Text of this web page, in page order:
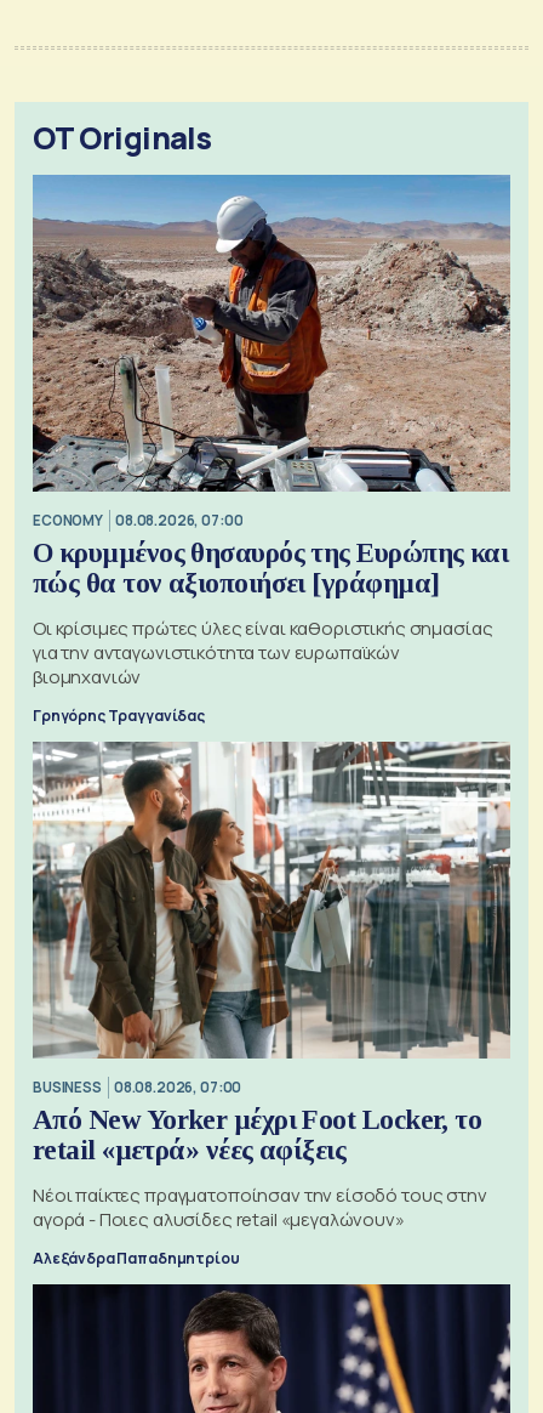
OT Originals
ECONOMY 08.08.2026, 07:00
Ο κρυμμένος θησαυρός της Ευρώπης και
πώς θα τον αξιοποιήσει [γράφημα]
Οι κρίσιμες πρώτες ύλες είναι καθοριστικής σημασίας
για την ανταγωνιστικότητα των ευρωπαϊκών
βιομηχανιών
Γρηγόρης Τραγγανίδας
BUSINESS 08.08.2026, 07:00
Από New Yorker μέχρι Foot Locker, το
retail «μετρά» νέες αφίξεις
Νέοι παίκτες πραγματοποίησαν την είσοδό τους στην
αγορά - Ποιες αλυσίδες retail «μεγαλώνουν»
Αλεξάνδρα Παπαδημητρίου